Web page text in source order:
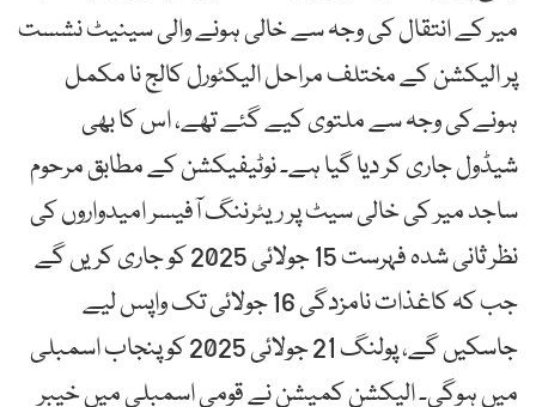
میر کے انتقال کی وجہ سے خالی ہونے والی سینیٹ نشست
پر الیکشن کے مختلف مراحل الیکٹورل کالج نا مکمل
ہونےکی وجہ سے ملتوی کیے گئے تھے، اس کا بھی
شیڈول جاری کر دیا گیا ہے۔ نوٹیفیکشن کے مطابق مرحوم
ساجد میر کی خالی سیٹ پر ریٹرننگ آفیسر امیدواروں کی
نظر ثانی شدہ فہرست 15 جولائی 2025 کو جاری کریں گے
جب کہ کاغذات نامزدگی 16 جولائی تک واپس لیے
جاسکیں گے، پولنگ 21 جولائی 2025 کو پنجاب اسمبلی
میں ہوگی۔ الیکشن کمیشن نے قومی اسمبلی میں خیبر